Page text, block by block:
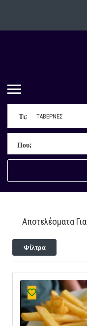
Τι;
Που;
Αποτελέσματα Για
Φίλτρα